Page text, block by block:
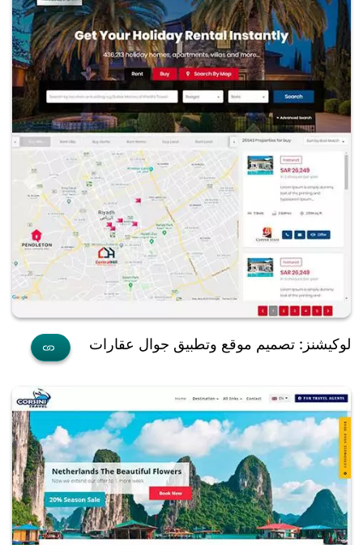
لوكيشنز: تصميم موقع وتطبيق جوال عقارات